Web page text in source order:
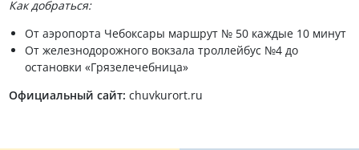
Как добраться:
От аэропорта Чебоксары маршрут № 50 каждые 10 минут
От железнодорожного вокзала троллейбус №4 до
остановки «Грязелечебница»
Официальный сайт: chuvkurort.ru